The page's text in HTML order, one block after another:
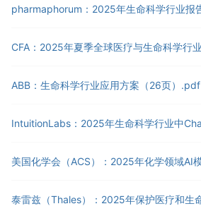
ABB：生命科学行业应用方案（26页）.pdf